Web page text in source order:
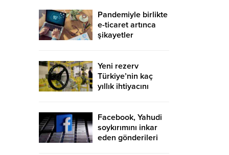
Pandemiyle birlikte
e-ticaret artınca
şikayetler
Yeni rezerv
Türkiye’nin kaç
yıllık ihtiyacını
Facebook, Yahudi
soykırımını inkar
eden gönderileri